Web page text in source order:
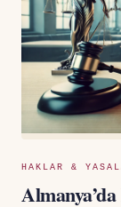
HAKLAR &